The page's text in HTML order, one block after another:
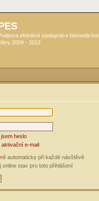
efektivní spolupráce
2009 - 2012
heslo
aktivační e-mail
automaticky při každé návštěvě
online stav pro toto přihlášení